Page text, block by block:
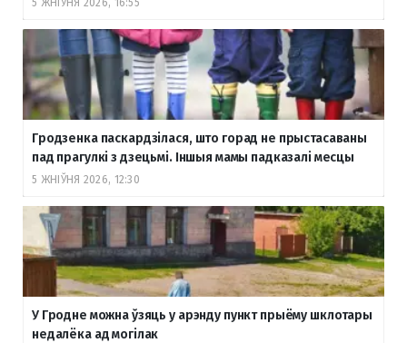
Гродзенка паскардзілася, што горад не прыстасаваны
пад прагулкі з дзецьмі. Іншыя мамы падказалі месцы
5 ЖНІЎНЯ 2026, 12:30
У Гродне можна ўзяць у арэнду пункт прыёму шклотары
недалёка ад могілак